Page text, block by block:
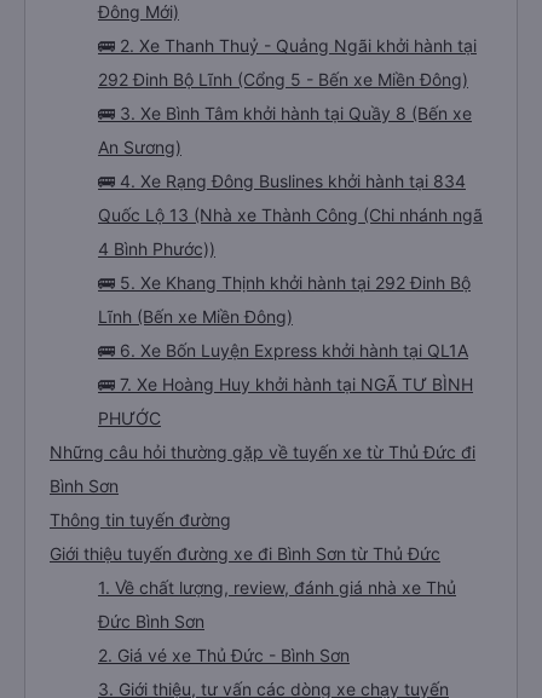
Đông Mới)
🚌 2. Xe Thanh Thuỷ - Quảng Ngãi khởi hành tại
292 Đinh Bộ Lĩnh (Cổng 5 - Bến xe Miền Đông)
🚌 3. Xe Bình Tâm khởi hành tại Quầy 8 (Bến xe
An Sương)
🚌 4. Xe Rạng Đông Buslines khởi hành tại 834
Quốc Lộ 13 (Nhà xe Thành Công (Chi nhánh ngã
4 Bình Phước))
🚌 5. Xe Khang Thịnh khởi hành tại 292 Đinh Bộ
Lĩnh (Bến xe Miền Đông)
🚌 6. Xe Bốn Luyện Express khởi hành tại QL1A
🚌 7. Xe Hoàng Huy khởi hành tại NGÃ TƯ BÌNH
PHƯỚC
Những câu hỏi thường gặp về tuyến xe từ Thủ Đức đi
Bình Sơn
Thông tin tuyến đường
Giới thiệu tuyến đường xe đi Bình Sơn từ Thủ Đức
1. Về chất lượng, review, đánh giá nhà xe Thủ
Đức Bình Sơn
2. Giá vé xe Thủ Đức - Bình Sơn
3. Giới thiệu, tư vấn các dòng xe chạy tuyến